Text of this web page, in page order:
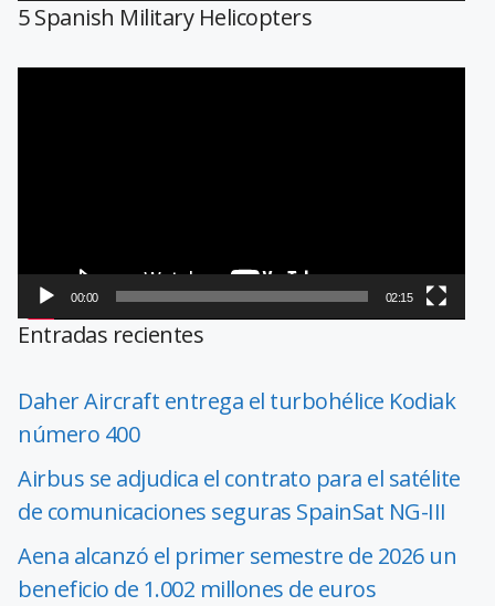
5 Spanish Military Helicopters
00:00 02:15
Entradas recientes
Daher Aircraft entrega el turbohélice Kodiak
número 400
Airbus se adjudica el contrato para el satélite
de comunicaciones seguras SpainSat NG-III
Aena alcanzó el primer semestre de 2026 un
beneficio de 1.002 millones de euros